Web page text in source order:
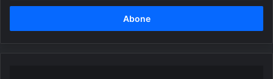
adresinizi